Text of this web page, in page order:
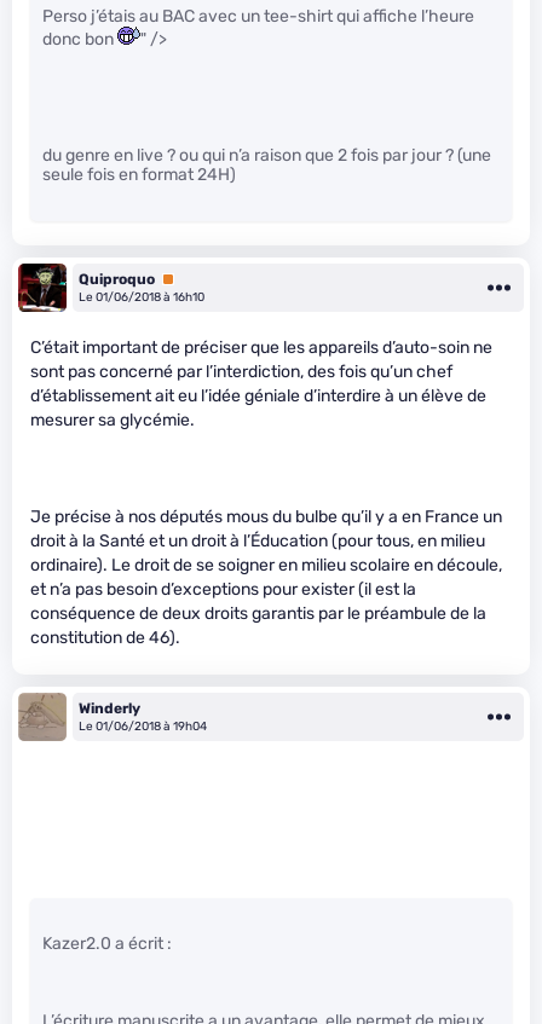
Perso j’étais au BAC avec un tee-shirt qui affiche l’heure
donc bon
" />
du genre en live ? ou qui n’a raison que 2 fois par jour ? (une
seule fois en format 24H)
Quiproquo Premium
Le 01/06/2018 à 16h10
C’était important de préciser que les appareils d’auto-soin ne
sont pas concerné par l’interdiction, des fois qu’un chef
d’établissement ait eu l’idée géniale d’interdire à un élève de
mesurer sa glycémie.
Je précise à nos députés mous du bulbe qu’il y a en France un
droit à la Santé et un droit à l’Éducation (pour tous, en milieu
ordinaire). Le droit de se soigner en milieu scolaire en découle,
et n’a pas besoin d’exceptions pour exister (il est la
conséquence de deux droits garantis par le préambule de la
constitution de 46).
Winderly
Le 01/06/2018 à 19h04
Kazer2.0 a écrit :